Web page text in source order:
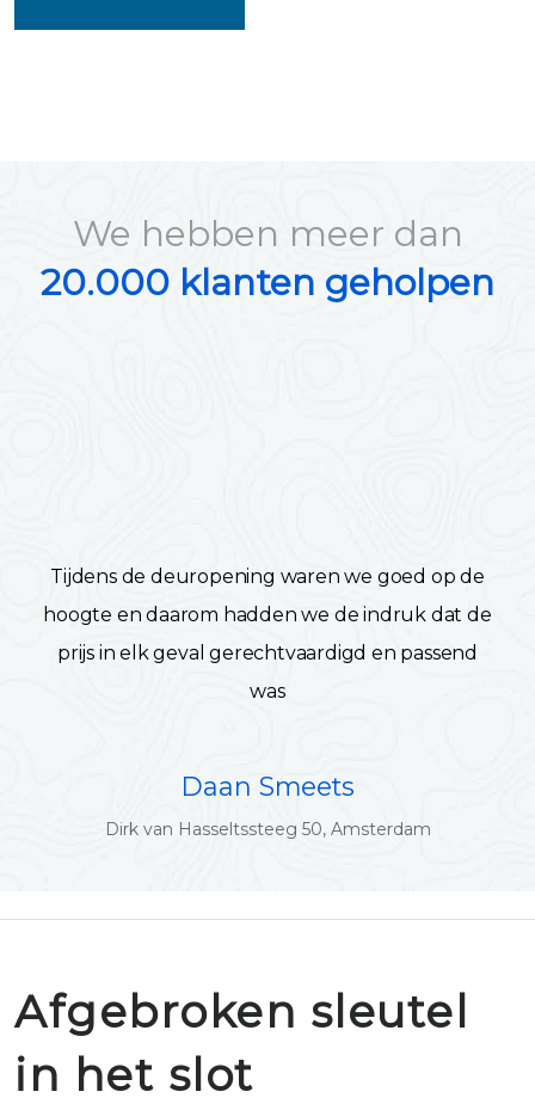
We hebben meer dan
20.000 klanten geholpen
Tijdens de deuropening waren we goed op de
hoogte en daarom hadden we de indruk dat de
prijs in elk geval gerechtvaardigd en passend
was
Daan Smeets
Dirk van Hasseltssteeg 50, Amsterdam
Afgebroken sleutel
in het slot